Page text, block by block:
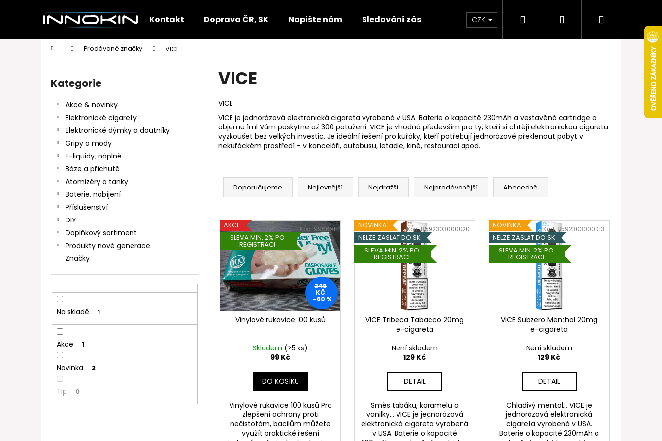
Kontakt Doprava ČR, SK Napište nám Sledování zásilek Obchodní podmínky Věrnostní program
CZK Hledat PřihlášeníNákupní
Domů Prodávané značky VICE
Přeskočit
kategorie
Kategorie
Akce & novinky
Elektronické cigarety
Elektronické dýmky a doutníky
Gripy a mody
E-liquidy, náplně
Báze a příchutě
Atomizéry a tanky
Baterie, nabíjení
Příslušenství
DIY
Doplňkový sortiment
Produkty nové generace
Značky
Na skladě 1
Akce 1
Novinka 2
Tip 0
VICE
VICE
VICE je jednorázová elektronická cigareta vyrobená v USA. Baterie o kapacitě 230mAh a vestavěná cartridge o
objemu 1ml Vám poskytne až 300 potažení. VICE je vhodná především pro ty, kteří si chtějí elektronickou cigaretu
vyzkoušet bez velkých investic. Je ideální řešení pro kuřáky, kteří potřebují jednorázově překlenout pobyt v
nekuřáckém prostředí – v kanceláři, autobusu, letadle, kině, restauraci apod.
Ř
z
n
p
r
o
d
u
Doporučujeme Nejlevnější Nejdražší Nejprodávanější Abecedně
V
ý
i
s
p
r
o
AKCE
SLEVA MIN. 2% PO
REGISTRACI
249
KČ
–60 %
Vinylové rukavice 100 kusů
Skladem (>5 ks)
99 Kč
DO KOŠÍKU
Vinylové rukavice 100 kusů Pro
zlepšení ochrany proti
nečistotám, bacilům můžete
využít praktické řešení
Kód: 996691
NOVINKA
NELZE ZASLAT DO SK
SLEVA MIN. 2% PO
REGISTRACI
VICE Tribeca Tabacco 20mg
e-cigareta
Není skladem
129 Kč
DETAIL
Směs tabáku, karamelu a
vanilky... VICE je jednorázová
elektronická cigareta vyrobená
v USA. Baterie o kapacitě
Kód:8592303000020
NOVINKA
NELZE ZASLAT DO SK
SLEVA MIN. 2% PO
REGISTRACI
VICE Subzero Menthol 20mg
e-cigareta
Není skladem
129 Kč
DETAIL
Chladivý mentol... VICE je
jednorázová elektronická
cigareta vyrobená v USA.
Baterie o kapacitě 230mAh a
Kód: 8592303000013
í
Zpět
do
Zpět
do
Doporučujeme
DEKANG DESERT SHIP 10ML 11MG
154 Kč
Původně: 195 Kč
DEKANG DESERT SHIP 10ML 6MG
155 Kč
Původně: 195 Kč
OXVA XLIM TOP FILL SS POD CARTRIDGE
1,2OHM 2ML
79 Kč